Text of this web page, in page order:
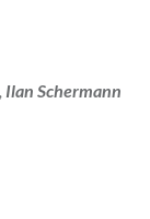
Ilan Schermann